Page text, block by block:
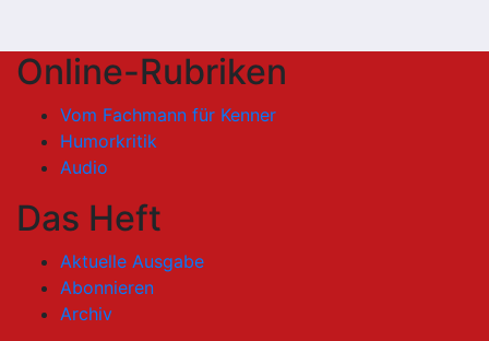
Online-Rubriken
Vom Fachmann für Kenner
Humorkritik
Audio
Das Heft
Aktuelle Ausgabe
Abonnieren
Archiv